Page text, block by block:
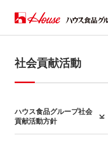
社会貢献活動
ハウス食品グループ社会
貢献活動方針